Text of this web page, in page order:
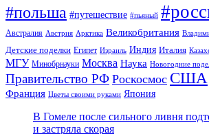
#польша #путешествие #пьяный
Австралия Австрия Арктика Великобритания
Детские поделки Египет Израиль Индия Италия
МГУ Минобрнауки Москва Наука Новогодние
Правительство РФ Роскосмос США
Франция Цветы своими руками Япония
В Гомеле после сильного ливня
и застряла скорая